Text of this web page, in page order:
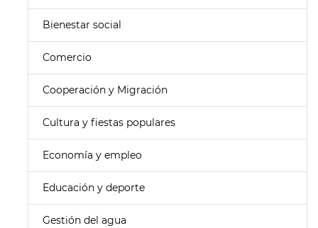
Bienestar social
Comercio
Cooperación y Migración
Cultura y fiestas populares
Economía y empleo
Educación y deporte
Gestión del agua